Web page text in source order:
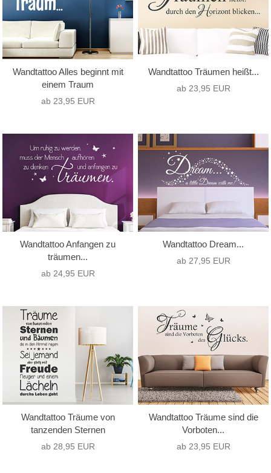
Wandtattoo Alles beginnt mit
einem Traum
ab 23,95 EUR
Wandtattoo Träumen heißt...
ab 23,95 EUR
Wandtattoo Anfangen zu
träumen...
ab 24,95 EUR
Wandtattoo Dream...
ab 27,95 EUR
Wandtattoo Träume von
tanzenden Sternen
ab 28,95 EUR
Wandtattoo Träume sind die
Vorboten...
ab 23,95 EUR